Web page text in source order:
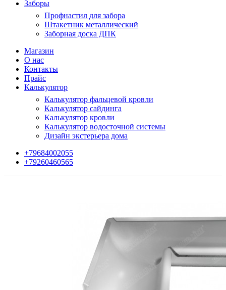
Заборы
Профнастил для забора
Штакетник металлический
Заборная доска ДПК
Магазин
О нас
Контакты
Прайс
Калькулятор
Калькулятор фальцевой кровли
Калькулятор сайдинга
Калькулятор кровли
Калькулятор водосточной системы
Дизайн экстерьера дома
+79684002055
+79260460565